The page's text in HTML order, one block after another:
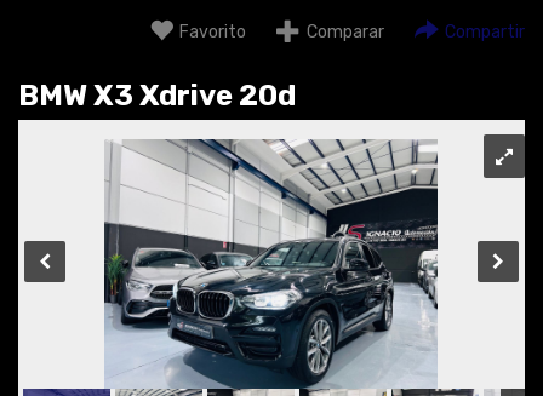
Favorito Comparar Compartir
BMW X3 Xdrive 20d